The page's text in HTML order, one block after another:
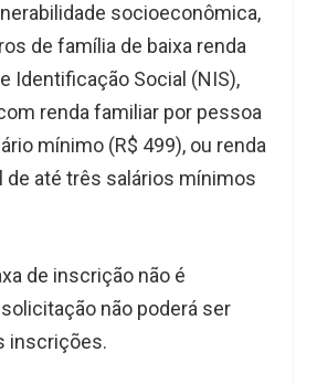
socioeconômica,
de família de baixa renda
Identificação Social (NIS),
renda familiar por pessoa
mínimo (R$ 499), ou renda
de até três salários mínimos
de inscrição não é
não poderá ser
inscrições.